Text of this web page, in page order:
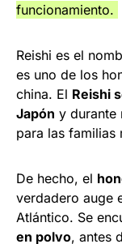
funcionamiento.
Reishi es el
es uno de los
china. El Reishi
Japón y durante
para las familias
De hecho, el
verdadero auge
Atlántico. Se
en polvo, antes